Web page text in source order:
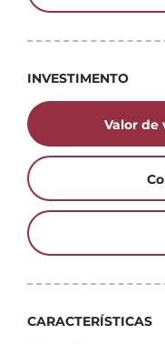
INVESTIMENTO
Valor de
CARACTERÍSTICAS